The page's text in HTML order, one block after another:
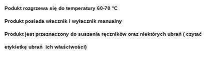
Podukt rozgrzewa się do temperatury 60-70 °C
Produkt posiada włacznik i wyłacznik manualny
Produkt jest przeznaczony do suszenia ręczników oraz niektórych ubrań ( czytać
etykietkę ubrań ich właściwości)